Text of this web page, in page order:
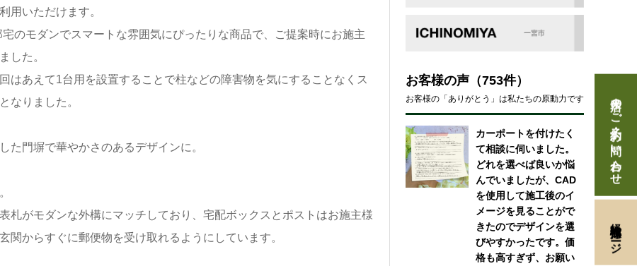
用いただけます。
のモダンでスマートな雰囲気にぴったりな商品で、ご提案時にお施主
した。
はあえて1台用を設置することで柱などの障害物を気にすることなくス
なりました。
た門塀で華やかさのあるデザインに。
札がモダンな外構にマッチしており、宅配ボックスとポストはお施主様
からすぐに郵便物を受け取れるようにしています。
お客様の声 （753件）
お客様の「ありがとう」は私たちの原動力です
カーポートを付けたく
て相談に伺いました。
どれを選べば良いか悩
んでいましたが、CAD
を使用して施工後のイ
メージを見ることがで
きたのでデザインを選
びやすかったです。価
格も高すぎず、お願い
来店のご予約・お問い合わせ
経験者採用ページ